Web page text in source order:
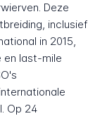
Deze
inclusief
in 2015,
en last-mile
Op 24